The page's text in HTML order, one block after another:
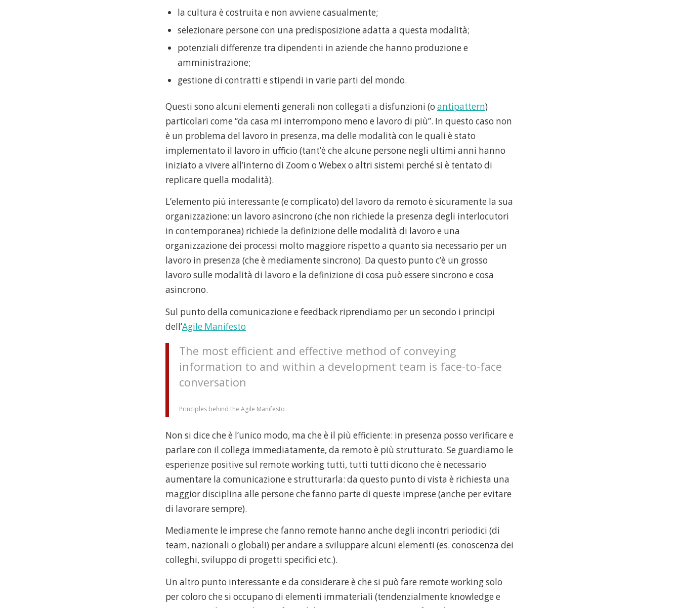
la cultura è costruita e non avviene casualmente;
selezionare persone con una predisposizione adatta a questa modalità;
potenziali differenze tra dipendenti in aziende che hanno produzione e
amministrazione;
gestione di contratti e stipendi in varie parti del mondo.
Questi sono alcuni elementi generali non collegati a disfunzioni (o antipattern)
particolari come “da casa mi interrompono meno e lavoro di più”. In questo caso non
è un problema del lavoro in presenza, ma delle modalità con le quali è stato
implementato il lavoro in ufficio (tant’è che alcune persone negli ultimi anni hanno
iniziato a vivere all’interno di Zoom o Webex o altri sistemi perché si è tentato di
replicare quella modalità).
L’elemento più interessante (e complicato) del lavoro da remoto è sicuramente la sua
organizzazione: un lavoro asincrono (che non richiede la presenza degli interlocutori
in contemporanea) richiede la definizione delle modalità di lavoro e una
organizzazione dei processi molto maggiore rispetto a quanto sia necessario per un
lavoro in presenza (che è mediamente sincrono). Da questo punto c’è un grosso
lavoro sulle modalità di lavoro e la definizione di cosa può essere sincrono e cosa
asincrono.
Sul punto della comunicazione e feedback riprendiamo per un secondo i principi
dell’Agile Manifesto
The most efficient and effective method of conveying
information to and within a development team is face-to-face
conversation
Principles behind the Agile Manifesto
Non si dice che è l’unico modo, ma che è il più efficiente: in presenza posso verificare e
parlare con il collega immediatamente, da remoto è più strutturato. Se guardiamo le
esperienze positive sul remote working tutti, tutti tutti dicono che è necessario
aumentare la comunicazione e strutturarla: da questo punto di vista è richiesta una
maggior disciplina alle persone che fanno parte di queste imprese (anche per evitare
di lavorare sempre).
Mediamente le imprese che fanno remote hanno anche degli incontri periodici (di
team, nazionali o globali) per andare a sviluppare alcuni elementi (es. conoscenza dei
colleghi, sviluppo di progetti specifici etc.).
Un altro punto interessante e da considerare è che si può fare remote working solo
per coloro che si occupano di elementi immateriali (tendenzialmente knowledge e